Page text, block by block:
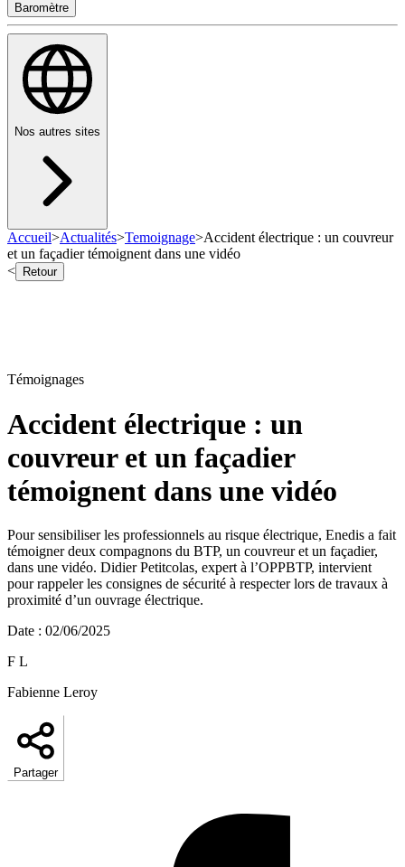
Baromètre
Nos autres sites
Accueil>Actualités>Temoignage>Accident électrique : un couvreur
et un façadier témoignent dans une vidéo
<
Retour
Témoignages
Accident électrique : un
couvreur et un façadier
témoignent dans une vidéo
Pour sensibiliser les professionnels au risque électrique, Enedis a fait
témoigner deux compagnons du BTP, un couvreur et un façadier,
dans une vidéo. Didier Petitcolas, expert à l’OPPBTP, intervient
pour rappeler les consignes de sécurité à respecter lors de travaux à
proximité d’un ouvrage électrique.
Date : 02/06/2025
F L
Fabienne Leroy
Partager